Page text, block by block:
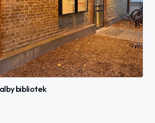
bibliotek